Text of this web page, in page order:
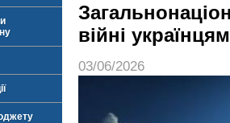
війні
03/06/2026